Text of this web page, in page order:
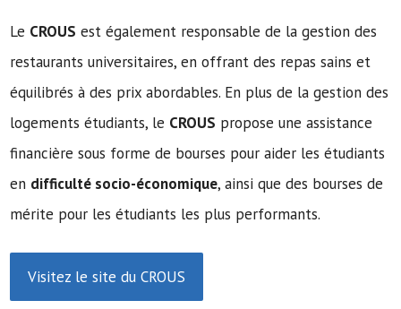
Le CROUS est également responsable de la gestion des
restaurants universitaires, en offrant des repas sains et
équilibrés à des prix abordables. En plus de la gestion des
logements étudiants, le CROUS propose une assistance
financière sous forme de bourses pour aider les étudiants
en difficulté socio-économique, ainsi que des bourses de
mérite pour les étudiants les plus performants.
Visitez le site du CROUS